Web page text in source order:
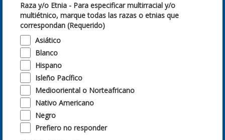
Raza y/o Etnia - Para especificar multirracial y/o
multiétnico, marque todas las razas o etnias que
correspondan (Requerido)
Asiático
Blanco
Hispano
Isleño Pacífico
Mediooriental o Norteafricano
Nativo Americano
Negro
Prefiero no responder